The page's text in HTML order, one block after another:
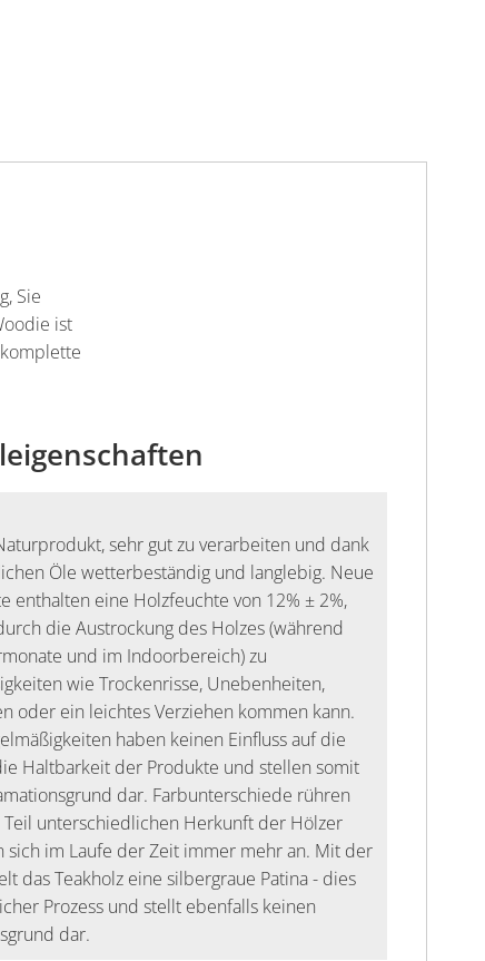
Sie
ist
sehr gut zu verarbeiten und dank
Öle wetterbeständig und langlebig. Neue
enthalten eine Holzfeuchte von 12% ± 2%,
die Austrockung des Holzes (während
und im Indoorbereich) zu
wie Trockenrisse, Unebenheiten,
oder ein leichtes Verziehen kommen kann.
haben keinen Einfluss auf die
Haltbarkeit der Produkte und stellen somit
dar. Farbunterschiede rühren
Teil unterschiedlichen Herkunft der Hölzer
sich im Laufe der Zeit immer mehr an. Mit der
das Teakholz eine silbergraue Patina - dies
Prozess und stellt ebenfalls keinen
dar.